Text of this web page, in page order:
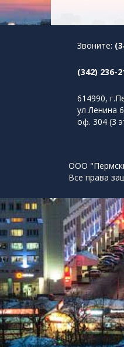
Звоните:
(342) 236-
614990,
ул Ленина
оф. 304 (3
ООО
Все права